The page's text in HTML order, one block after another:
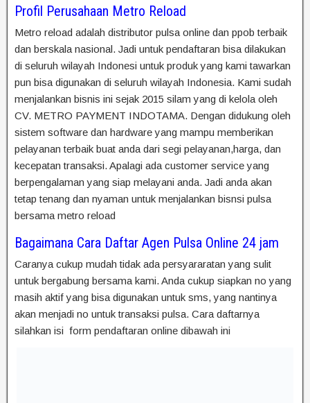
Profil Perusahaan Metro Reload
Metro reload adalah distributor pulsa online dan ppob terbaik
dan berskala nasional. Jadi untuk pendaftaran bisa dilakukan
di seluruh wilayah Indonesi untuk produk yang kami tawarkan
pun bisa digunakan di seluruh wilayah Indonesia. Kami sudah
menjalankan bisnis ini sejak 2015 silam yang di kelola oleh
CV. METRO PAYMENT INDOTAMA. Dengan didukung oleh
sistem software dan hardware yang mampu memberikan
pelayanan terbaik buat anda dari segi pelayanan,harga, dan
kecepatan transaksi. Apalagi ada customer service yang
berpengalaman yang siap melayani anda. Jadi anda akan
tetap tenang dan nyaman untuk menjalankan bisnsi pulsa
bersama metro reload
Bagaimana Cara Daftar Agen Pulsa Online 24 jam
Caranya cukup mudah tidak ada persyararatan yang sulit
untuk bergabung bersama kami. Anda cukup siapkan no yang
masih aktif yang bisa digunakan untuk sms, yang nantinya
akan menjadi no untuk transaksi pulsa. Cara daftarnya
silahkan isi form pendaftaran online dibawah ini